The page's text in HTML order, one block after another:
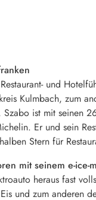
und
Kulmbach, zum
ist mit seinen
Er und sein
Stern für
mit seinem e-ice-
heraus fast
und zum anderen